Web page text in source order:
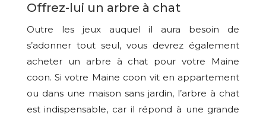
Offrez-lui un arbre à chat
Outre les jeux auquel il aura besoin de
s’adonner tout seul, vous devrez également
acheter un arbre à chat pour votre Maine
coon. Si votre Maine coon vit en appartement
ou dans une maison sans jardin, l’arbre à chat
est indispensable, car il répond à une grande